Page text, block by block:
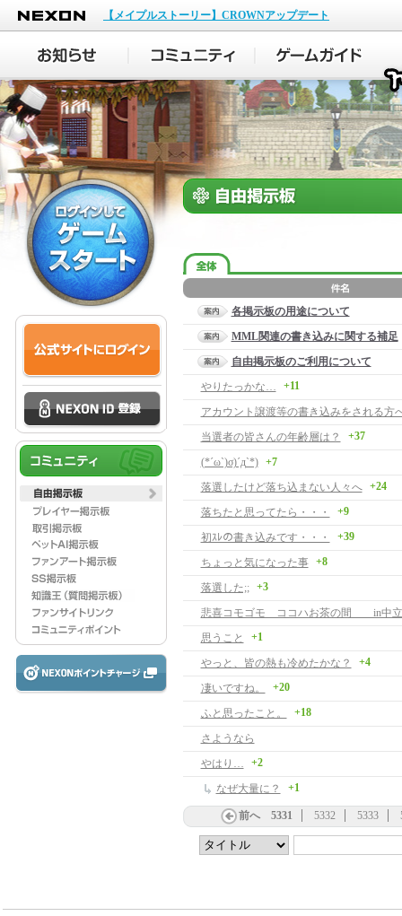
NEXON
【メイプルストーリー】CROWNアップデート
各掲示板の用途について
MML関連の書き込みに関する補足
自由掲示板のご利用について
やりたっかな…
+11
アカウント譲渡等の書き込みをされる方
当選者の皆さんの年齢層は？
+37
(*´ω`)σ)´д`*)
+7
落選したけど落ち込まない人々へ
+24
落ちたと思ってたら・・・ +9
初ｽﾚの書き込みです・・・ +39
ちょっと気になった事 +8
落選した;; +3
悲喜コモゴモ ココハお茶の間 in中立
思うこと
+1
やっと、皆の熱も冷めたかな？ +4
凄いですね。 +20
ふと思ったこと。 +18
さようなら
やはり…
+2
なぜ大量に？ +1
前へ 5331 5332 5333